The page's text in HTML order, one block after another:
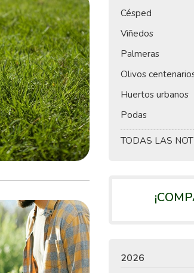
TODAS LAS
Césped
Viñedos
Palmeras
Olivos
Huertos urbanos
Podas
2026